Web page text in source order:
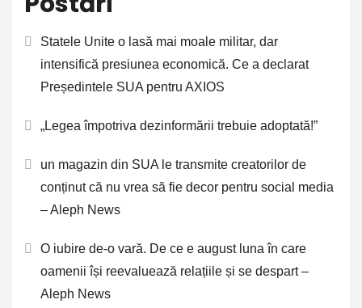
Statele Unite o lasă mai moale militar, dar
intensifică presiunea economică. Ce a declarat
Președintele SUA pentru AXIOS
„Legea împotriva dezinformării trebuie adoptată!”
un magazin din SUA le transmite creatorilor de
conținut că nu vrea să fie decor pentru social media
– Aleph News
O iubire de-o vară. De ce e august luna în care
oamenii își reevaluează relațiile și se despart –
Aleph News